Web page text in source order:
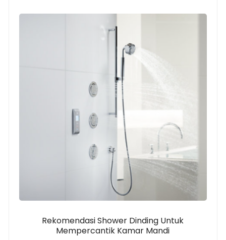
Rekomendasi Shower Dinding Untuk
Mempercantik Kamar Mandi